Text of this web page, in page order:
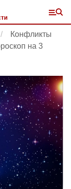
Конфликты
на 3